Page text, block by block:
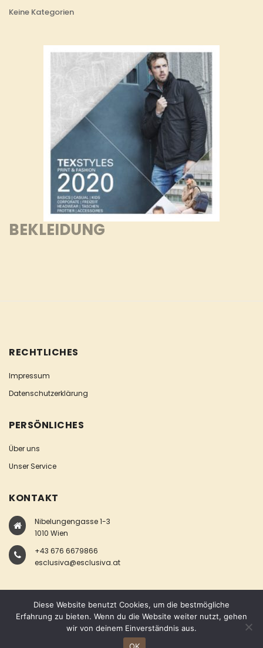
Keine Kategorien
BEKLEIDUNG
RECHTLICHES
Impressum
Datenschutzerklärung
PERSÖNLICHES
Über uns
Unser Service
KONTAKT
Nibelungengasse 1-3
1010 Wien
+43 676 6679866
esclusiva@esclusiva.at
COPYRIGHT © ESCLUSIVA
Diese Website benutzt Cookies, um die bestmögliche
Erfahrung zu bieten. Wenn du die Website weiter nutzt, gehen
wir von deinem Einverständnis aus.
OK